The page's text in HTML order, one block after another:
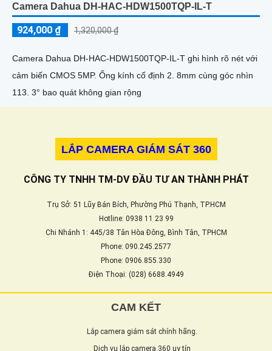
Camera Dahua DH-HAC-HDW1500TQP-IL-T
924,000 ₫ 1,320,000 ₫
Camera Dahua DH-HAC-HDW1500TQP-IL-T ghi hình rõ nét với
cảm biến CMOS 5MP. Ống kính cố định 2. 8mm cùng góc nhìn
113. 3° bao quát không gian rộng
LẮP CAMERA GIÁM SÁT 360
CÔNG TY TNHH TM-DV ĐẦU TƯ AN THÀNH PHÁT
Trụ Sở: 51 Lũy Bán Bích, Phường Phú Thạnh, TP.HCM
Hotline: 0938 11 23 99
Chi Nhánh 1: 445/38 Tân Hòa Đông, Bình Tân, TPHCM
Phone: 090.245.2577
Phone: 0906.855.330
Điện Thoại: (028) 6688.4949
CAM KẾT
Lắp camera giám sát chính hãng.
Dịch vụ lắp camera 360 uy tín